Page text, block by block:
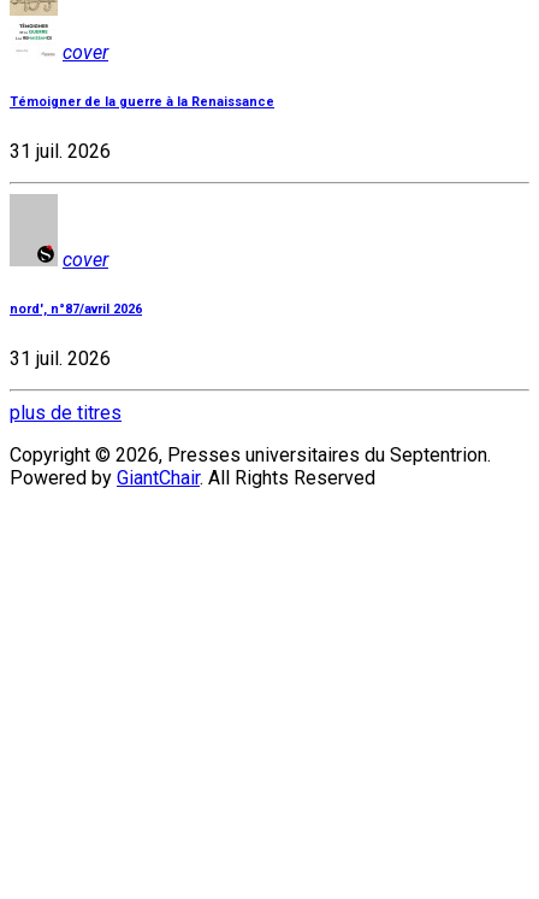
cover
Témoigner de la guerre à la Renaissance
31 juil. 2026
cover
nord', n°87/avril 2026
31 juil. 2026
plus de titres
Copyright © 2026, Presses universitaires du Septentrion.
Powered by GiantChair. All Rights Reserved